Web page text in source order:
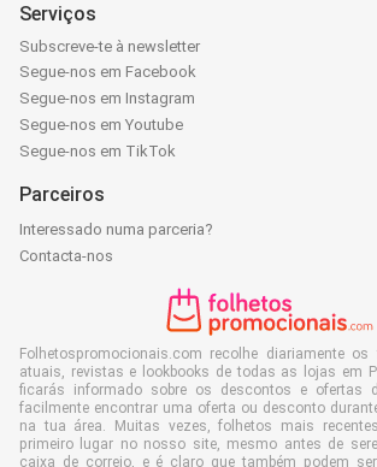
Serviços
Subscreve-te à newsletter
Segue-nos em Facebook
Segue-nos em Instagram
Segue-nos em Youtube
Segue-nos em TikTok
Parceiros
Interessado numa parceria?
Contacta-nos
Folhetospromocionais.com recolhe diariamente
atuais, revistas e lookbooks de todas as lojas em
ficarás informado sobre os descontos e ofertas
facilmente encontrar uma oferta ou desconto
na tua área. Muitas vezes, folhetos mais
primeiro lugar no nosso site, mesmo antes de
caixa de correio, e é claro que também podem